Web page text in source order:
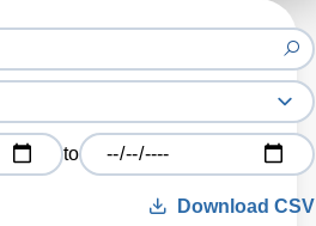
to
Download CSV